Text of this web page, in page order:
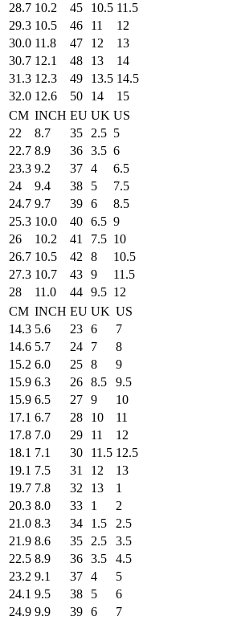
28.7 10.2 45 10.5 11.5
29.3 10.5 46 11
12
30.0 11.8 47 12
13
30.7 12.1 48 13
14
31.3 12.3 49 13.5 14.5
32.0 12.6 50 14
15
CM INCH EU UK US
22
8.7 35 2.5 5
22.7 8.9 36 3.5 6
23.3 9.2 37 4
6.5
24
9.4 38 5
7.5
24.7 9.7 39 6
8.5
25.3 10.0 40 6.5 9
26
10.2 41 7.5 10
26.7 10.5 42 8
10.5
27.3 10.7 43 9
11.5
28
11.0 44 9.5 12
CM INCH EU UK US
14.3 5.6 23 6
7
14.6 5.7 24 7
8
15.2 6.0 25 8
9
15.9 6.3 26 8.5
9.5
15.9 6.5 27 9
10
17.1 6.7 28 10
11
17.8 7.0 29 11
12
18.1 7.1 30 11.5 12.5
19.1 7.5 31 12
13
19.7 7.8 32 13
1
20.3 8.0 33 1
2
21.0 8.3 34 1.5
2.5
21.9 8.6 35 2.5
3.5
22.5 8.9 36 3.5
4.5
23.2 9.1 37 4
5
24.1 9.5 38 5
6
24.9 9.9 39 6 7